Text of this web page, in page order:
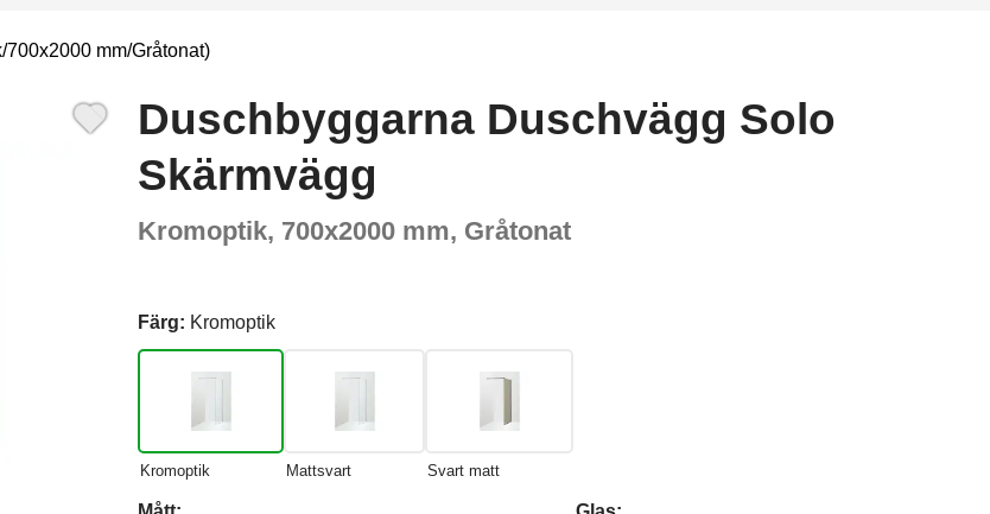
mm/Gråtonat)
Duschbyggarna Duschvägg Solo
Skärmvägg
Kromoptik, 700x2000 mm, Gråtonat
Färg: Kromoptik
Kromoptik Mattsvart Svart matt